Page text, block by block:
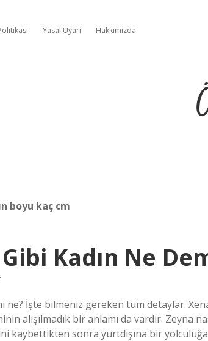
Yasal Uyarı Hakkımızda
boyu kaç cm
Kadın Ne
ne? İşte bilmeniz gereken tüm detaylar.
alışılmadık bir anlamı da vardır. Zeyna
kaybettikten sonra yurtdışına bir yolculuğa